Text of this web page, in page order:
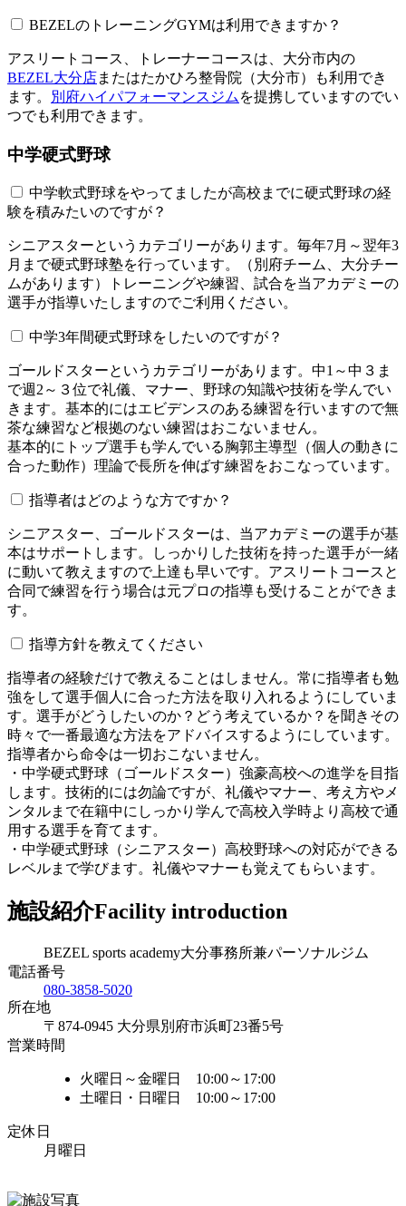
BEZELのトレーニングGYMは利用できますか？​​​​​
アスリートコース、トレーナーコースは、大分市内の
BEZEL大分店またはたかひろ整骨院（大分市）も利用でき
ます。
別府ハイパフォーマンスジム を提携していますのでい
つでも利用できます。
中学硬式野球
中学軟式野球をやってましたが高校までに硬式野球の経
験を積みたいのですが？
シニアスターというカテゴリーがあります。毎年7月～翌年3
月まで硬式野球塾を行っています。（別府チーム、大分チー
ムがあります）トレーニングや練習、試合を当アカデミーの
選手が指導いたしますのでご利用ください。
中学3年間硬式野球をしたいのですが？
ゴールドスターというカテゴリーがあります。中1～中３ま
で週2～３位で礼儀、マナー、野球の知識や技術を学んでい
きます。基本的にはエビデンスのある練習を行いますので無
茶な練習など根拠のない練習はおこないません。
基本的にトップ選手も学んでいる胸郭主導型（個人の動きに
合った動作）理論で長所を伸ばす練習をおこなっています。
指導者はどのような方ですか？
シニアスター、ゴールドスターは、当アカデミーの選手が基
本はサポートします。しっかりした技術を持った選手が一緒
に動いて教えますので上達も早いです。アスリートコースと
合同で練習を行う場合は元プロの指導も受けることができま
す。
指導方針を教えてください
指導者の経験だけで教えることはしません。常に指導者も勉
強をして選手個人に合った方法を取り入れるようにしていま
す。選手がどうしたいのか？どう考えているか？を聞きその
時々で一番最適な方法をアドバイスするようにしています。
指導者から命令は一切おこないません。
・中学硬式野球（ゴールドスター）強豪高校への進学を目指
します。技術的には勿論ですが、礼儀やマナー、考え方やメ
ンタルまで在籍中にしっかり学んで高校入学時より高校で通
用する選手を育てます。
・中学硬式野球（シニアスター）高校野球への対応ができる
レベルまで学びます。礼儀やマナーも覚えてもらいます。
施設紹介Facility introduction
BEZEL sports academy大分事務所兼パーソナルジム
電話番号
080-3858-5020
所在地
〒874-0945 大分県別府市浜町23番5号
営業時間
火曜日～金曜日 10:00～17:00
土曜日・日曜日 10:00～17:00
定休日
月曜日